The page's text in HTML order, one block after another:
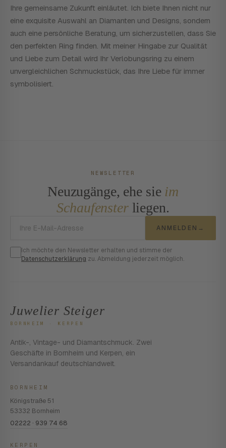
Ihre gemeinsame Zukunft einläutet. Ich biete Ihnen nicht nur
eine exquisite Auswahl an Diamanten und Designs, sondern
auch eine persönliche Beratung, um sicherzustellen, dass Sie
den perfekten Ring finden. Mit meiner Hingabe zur Qualität
und Liebe zum Detail wird Ihr Verlobungsring zu einem
unvergleichlichen Schmuckstück, das Ihre Liebe für immer
symbolisiert.
NEWSLETTER
Neuzugänge, ehe sie im
Schaufensterliegen.
ANMELDEN →
Ich möchte den Newsletter erhalten und stimme der
Datenschutzerklärung zu. Abmeldung jederzeit möglich.
Juwelier Steiger
BORNHEIM · KERPEN
Antik-, Vintage- und Diamantschmuck. Zwei
Geschäfte in Bornheim und Kerpen, ein
Versandankauf deutschlandweit.
BORNHEIM
Königstraße 51
53332 Bornheim
02222 · 939 74 68
KERPEN